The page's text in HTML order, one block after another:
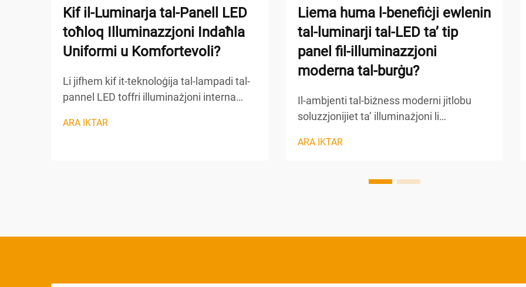
Kif il-Luminarja tal-Panell LED
toħloq Illuminazzjoni Indaħla
Uniformi u Komfortevoli?
Li jifhem kif it-teknoloġija tal-lampadi tal-
pannel LED toffri illuminażjoni interna
ħajja tal-inġinerija ottika sofistikata u tal-
ARA IKTAR
Liema huma l-benefiċji ewlenin
tal-luminarji tal-LED ta’ tip
panel fil-illuminazzjoni
moderna tal-burġu?
Il-ambjenti tal-biżness moderni jitlobu
soluzzjonijiet ta’ illuminażjoni li
kumfort vizzwali u l-estetika
differenti ta’ illuminażjoni disponibbli llum,
ARA IKTAR